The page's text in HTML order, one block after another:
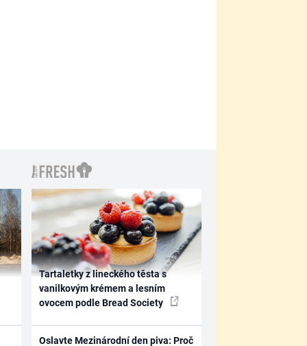
Tartaletky z lineckého těsta s
vanilkovým krémem a lesním
ovocem podle Bread Society
Oslavte Mezinárodní den piva: Proč